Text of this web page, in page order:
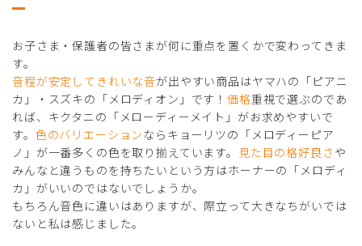
お子さま・保護者の皆さまが何に重点を置くかで変わってきま
す。
音程が安定してきれいな音が出やすい商品はヤマハの「ピアニ
カ」・スズキの「メロディオン」です！価格重視で選ぶのであ
れば、キクタニの「メローディーメイト」がお求めやすいで
す。 色のバリエーションならキョーリツの「メロディーピア
ノ」が一番多くの色を取り揃えています。
見た目の格好良さや
みんなと違うものを持ちたいという方はホーナーの「メロディ
カ」がいいのではないでしょうか。
もちろん音色に違いはありますが、際立って大きなちがいでは
ないと私は感じました。